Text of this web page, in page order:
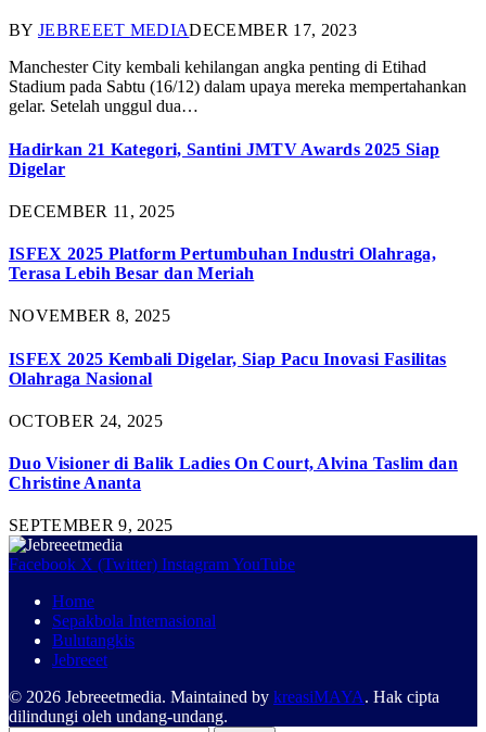
BY JEBREEET MEDIADECEMBER 17, 2023
Manchester City kembali kehilangan angka penting di Etihad
Stadium pada Sabtu (16/12) dalam upaya mereka mempertahankan
gelar. Setelah unggul dua…
Hadirkan 21 Kategori, Santini JMTV Awards 2025 Siap
Digelar
DECEMBER 11, 2025
ISFEX 2025 Platform Pertumbuhan Industri Olahraga,
Terasa Lebih Besar dan Meriah
NOVEMBER 8, 2025
ISFEX 2025 Kembali Digelar, Siap Pacu Inovasi Fasilitas
Olahraga Nasional
OCTOBER 24, 2025
Duo Visioner di Balik Ladies On Court, Alvina Taslim dan
Christine Ananta
SEPTEMBER 9, 2025
Facebook X (Twitter) InstagramYouTube
Home
Sepakbola Internasional
Bulutangkis
Jebreeet
© 2026 Jebreeetmedia. Maintained by kreasiMAYA. Hak cipta
dilindungi oleh undang-undang.